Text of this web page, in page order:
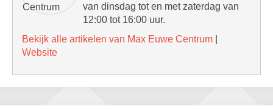
van dinsdag tot en met zaterdag van
12:00 tot 16:00 uur.
Bekijk alle artikelen van Max Euwe Centrum
Website